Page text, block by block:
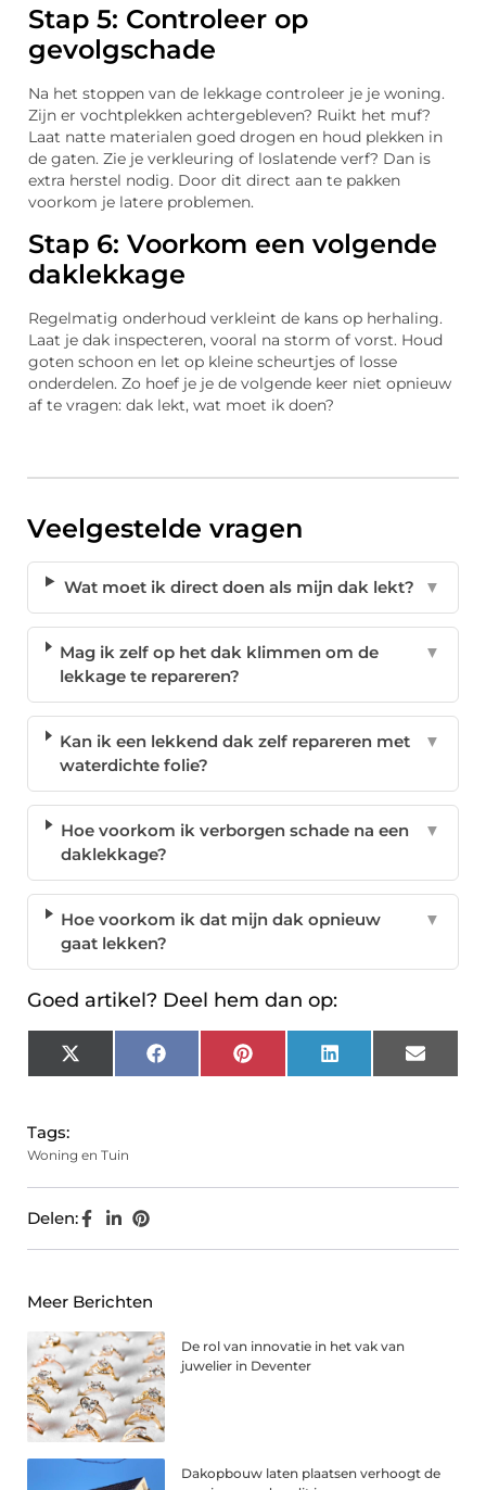
Stap 5: Controleer op
gevolgschade
Na het stoppen van de lekkage controleer je je woning.
Zijn er vochtplekken achtergebleven? Ruikt het muf?
Laat natte materialen goed drogen en houd plekken in
de gaten. Zie je verkleuring of loslatende verf? Dan is
extra herstel nodig. Door dit direct aan te pakken
voorkom je latere problemen.
Stap 6: Voorkom een volgende
daklekkage
Regelmatig onderhoud verkleint de kans op herhaling.
Laat je dak inspecteren, vooral na storm of vorst. Houd
goten schoon en let op kleine scheurtjes of losse
onderdelen. Zo hoef je je de volgende keer niet opnieuw
af te vragen: dak lekt, wat moet ik doen?
Veelgestelde vragen
Wat moet ik direct doen als mijn dak lekt? ▼
Mag ik zelf op het dak klimmen om de
lekkage te repareren?
▼
Kan ik een lekkend dak zelf repareren met
waterdichte folie?
▼
Hoe voorkom ik verborgen schade na een
daklekkage?
▼
Hoe voorkom ik dat mijn dak opnieuw
gaat lekken?
▼
Goed artikel? Deel hem dan op:
X
(Twitter)
FacebookPinterest LinkedIn Email
Tags:
Woning en Tuin
Delen:
Meer Berichten
De rol van innovatie in het vak van
juwelier in Deventer
Dakopbouw laten plaatsen verhoogt de